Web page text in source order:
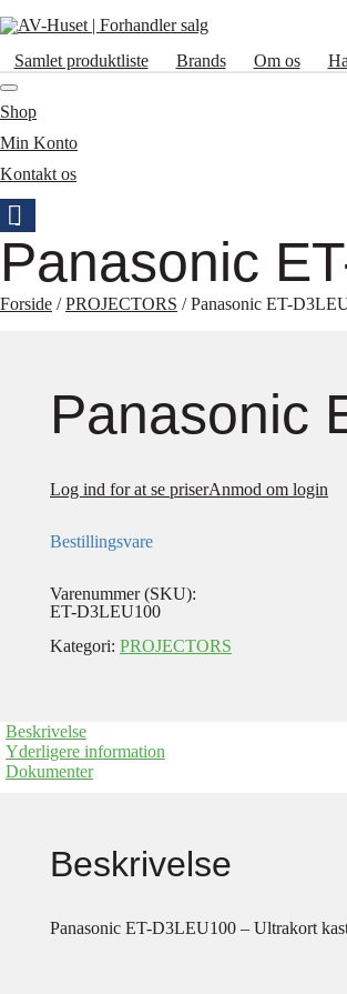
Samlet produktliste Brands Om os
Shop
Min Konto
Kontakt os
Panasonic
Forside /PROJECTORS / Panasonic ET-
Panasonic
Log ind for at se priserAnmod om login
Bestillingsvare
Varenummer (SKU):
ET-D3LEU100
Kategori: PROJECTORS
Beskrivelse
Yderligere information
Dokumenter
Beskrivelse
Panasonic ET-D3LEU100 – Ultrakort